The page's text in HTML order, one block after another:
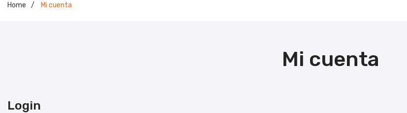
Home / Mi cuenta
Mi cuenta
Login